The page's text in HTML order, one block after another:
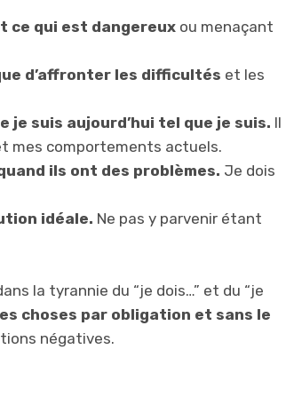
ce qui est dangereuxou menaçant
d’affronter les difficultés et les
je suis aujourd’hui tel que je suis. Il
mes comportements actuels.
ils ont des problèmes. Je dois
idéale. Ne pas y parvenir étant
la tyrannie du “je dois…” et du “je
choses par obligation et sans le
négatives.